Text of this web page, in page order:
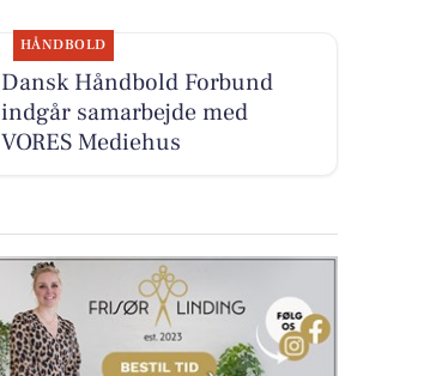
HÅNDBOLD
Dansk Håndbold Forbund
indgår samarbejde med
VORES Mediehus